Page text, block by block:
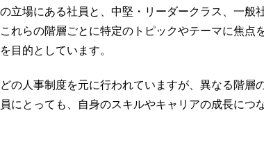
立場にある社員と、中堅・リーダークラス、一
れらの階層ごとに特定のトピックやテーマに焦
目的としています。
の人事制度を元に行われていますが、異なる階層
とっても、自身のスキルやキャリアの成長につ